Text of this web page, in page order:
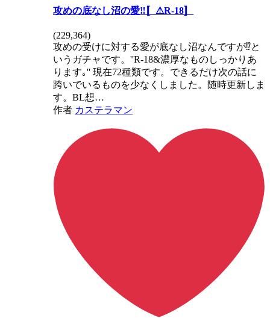
攻めの底なし沼の愛‼️〚⚠R-18〛
(229,364)
攻めの受けに対する愛が底なし沼なんですが⁉️と
いうガチャです。''R-18&濃厚なものしっかりあ
ります｡'' 現在72種類です。できるだけ次の話に
跨いでいるものを少なくしました。随時更新しま
す。BL想…
作者 カステラマン